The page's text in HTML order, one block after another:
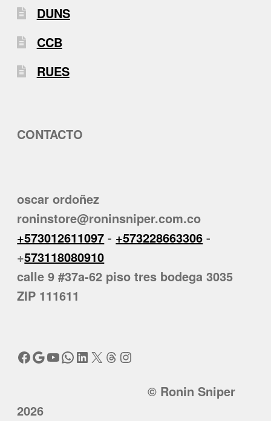
DUNS
CCB
RUES
CONTACTO
oscar ordoñez
roninstore@roninsniper.com.co
+573012611097 - +573228663306 -
+573118080910
calle 9 #37a-62 piso tres bodega 3035
ZIP 111611
Facebook
Google
YouTube
WhatsApp
LinkedIn
X Threads
Instagram
© Ronin Sniper
2026